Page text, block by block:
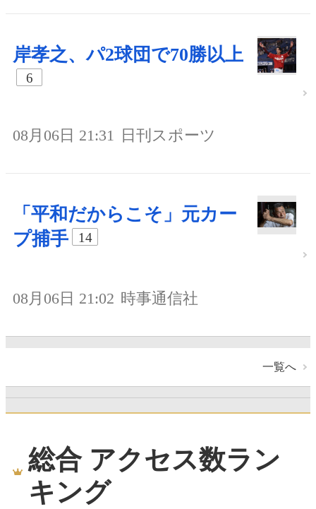
岸孝之、パ2球団で70勝以上
6
08月06日 21:31 日刊スポーツ
「平和だからこそ」元カー
プ捕手
14
08月06日 21:02 時事通信社
一覧へ
総合 アクセス数ラン
キング